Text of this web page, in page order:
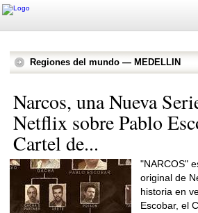
Regiones del mundo — MEDELLIN
Narcos, una Nueva
Netflix sobre Pablo
Cartel de...
"NARCOS"
original de
historia en
Escobar, el